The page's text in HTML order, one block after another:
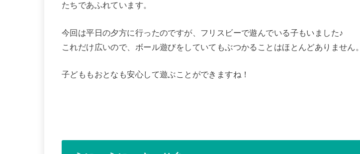
たちであふれています。
今回は平日の夕方に行ったのですが、フリスビーで遊んでいる子もいました♪
これだけ広いので、ボール遊びをしていてもぶつかることはほとんどありません。
子どももおとなも安心して遊ぶことができますね！